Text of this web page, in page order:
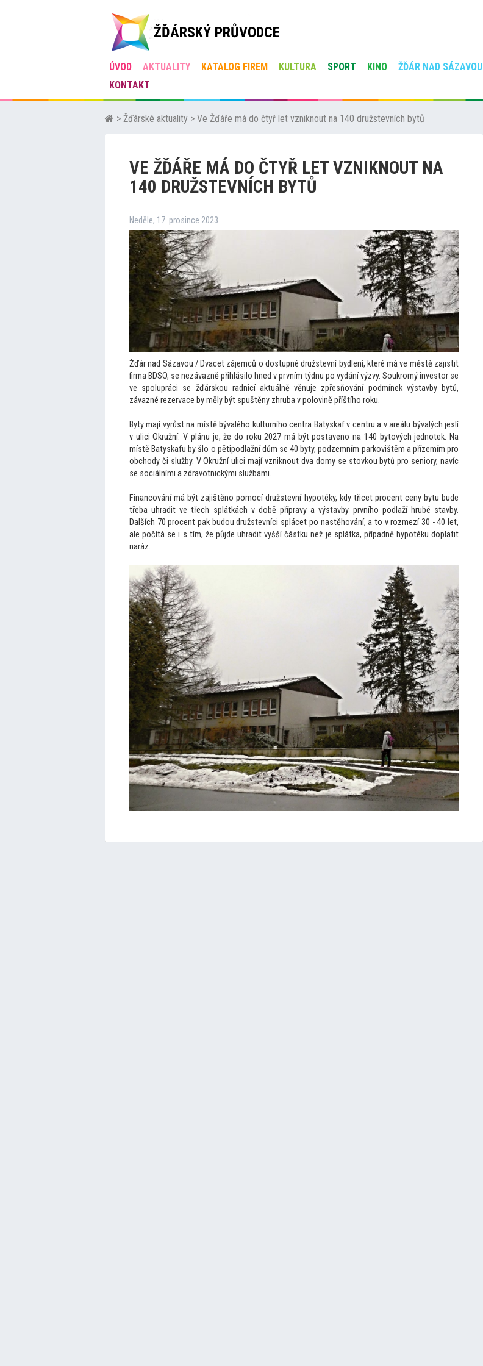
ŽĎÁRSKÝ PRŮVODCE
ÚVOD AKTUALITY KATALOG FIREM KULTURA SPORT KINO ŽĎÁR NAD SÁZAVOU
KONTAKT
> Žďárské aktuality > Ve Žďáře má do čtyř let vzniknout na 140 družstevních bytů
VE ŽĎÁŘE MÁ DO ČTYŘ LET VZNIKNOUT NA
140 DRUŽSTEVNÍCH BYTŮ
Neděle, 17. prosince 2023
Žďár nad Sázavou / Dvacet zájemců o dostupné družstevní bydlení, které má ve městě zajistit
firma BDSO, se nezávazně přihlásilo hned v prvním týdnu po vydání výzvy. Soukromý investor se
ve spolupráci se žďárskou radnicí aktuálně věnuje zpřesňování podmínek výstavby bytů,
závazné rezervace by měly být spuštěny zhruba v polovině příštího roku.
Byty mají vyrůst na místě bývalého kulturního centra Batyskaf v centru a v areálu bývalých jeslí
v ulici Okružní. V plánu je, že do roku 2027 má být postaveno na 140 bytových jednotek. Na
místě Batyskafu by šlo o pětipodlažní dům se 40 byty, podzemním parkovištěm a přízemím pro
obchody či služby. V Okružní ulici mají vzniknout dva domy se stovkou bytů pro seniory, navíc
se sociálními a zdravotnickými službami.
Financování má být zajištěno pomocí družstevní hypotéky, kdy třicet procent ceny bytu bude
třeba uhradit ve třech splátkách v době přípravy a výstavby prvního podlaží hrubé stavby.
Dalších 70 procent pak budou družstevníci splácet po nastěhování, a to v rozmezí 30 - 40 let,
ale počítá se i s tím, že půjde uhradit vyšší částku než je splátka, případně hypotéku doplatit
naráz.